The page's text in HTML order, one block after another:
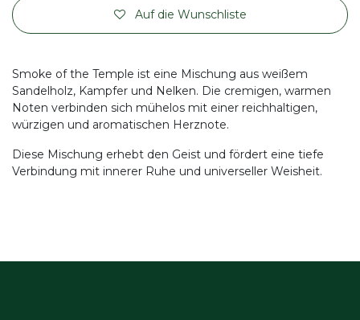
Auf die Wunschliste
Smoke of the Temple ist eine Mischung aus weißem
Sandelholz, Kampfer und Nelken. Die cremigen, warmen
Noten verbinden sich mühelos mit einer reichhaltigen,
würzigen und aromatischen Herznote.
Diese Mischung erhebt den Geist und fördert eine tiefe
Verbindung mit innerer Ruhe und universeller Weisheit.